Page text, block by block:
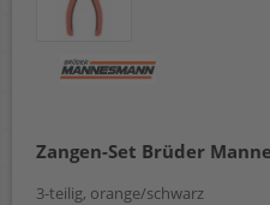
Zangen-Set Brüder
3-teilig, orange/schwarz